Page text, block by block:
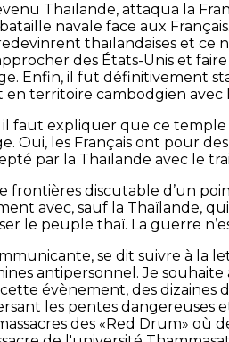
Thaïlande, attaqua la
navale face aux
thaïlandaises et ce
des États-Unis et
Enfin, il fut définitivement
territoire cambodgien
faut expliquer que ce
Oui, les Français ont pour
par la Thaïlande avec le
frontières discutable d’un
avec, sauf la Thaïlande,
le peuple thaï. La guerre
se dit suivre à la
antipersonnel. Je
évènement, des
les pentes dangereuses
des «Red Drum» où